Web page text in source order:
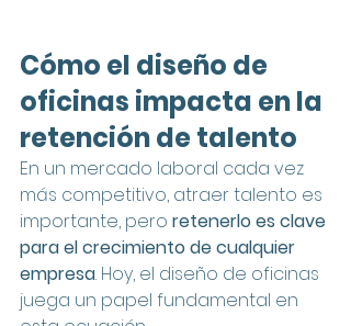
Cómo el diseño de
oficinas impacta en la
retención de talento
En un mercado laboral cada vez
más competitivo, atraer talento es
importante, pero retenerlo es clave
para el crecimiento de cualquier
empresa. Hoy, el diseño de oficinas
juega un papel fundamental en